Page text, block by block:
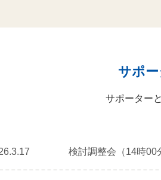
サポ
サポーター
検討調整会（14時00